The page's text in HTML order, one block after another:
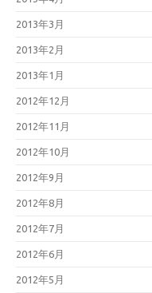
2013年3月
2013年2月
2013年1月
2012年12月
2012年11月
2012年10月
2012年9月
2012年8月
2012年7月
2012年6月
2012年5月